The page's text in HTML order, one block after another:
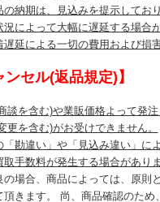
の納期は、見込みを提示してお
況によって大幅に遅延する場合
遅延による一切の費用および損
ンセル(返品規定)】
談を含む)や業販価格よって発
更を含む)がお受けできません。
「勘違い」や「見込み違い」に
取手数料が発生する場合があり
の場合、商品によっては、原則
頂きます。 尚、商品確認のた